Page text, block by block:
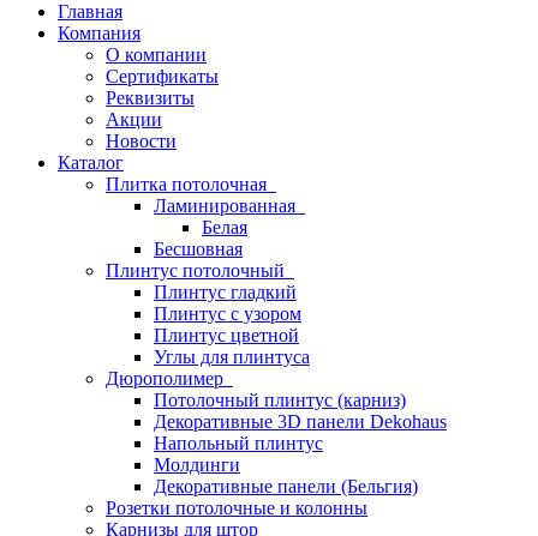
Главная
Компания
О компании
Сертификаты
Реквизиты
Акции
Новости
Каталог
Плитка потолочная
Ламинированная
Белая
Бесшовная
Плинтус потолочный
Плинтус гладкий
Плинтус с узором
Плинтус цветной
Углы для плинтуса
Дюрополимер
Потолочный плинтус (карниз)
Декоративные 3D панели Dekohaus
Напольный плинтус
Молдинги
Декоративные панели (Бельгия)
Розетки потолочные и колонны
Карнизы для штор